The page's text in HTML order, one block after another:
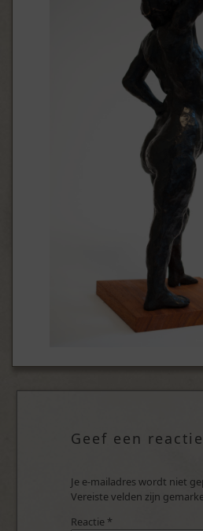
Geef een reactie
Je e-mailadres wordt niet
Vereiste velden zijn
Reactie *